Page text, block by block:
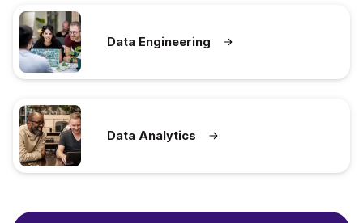
Data Engineering
Data Analytics